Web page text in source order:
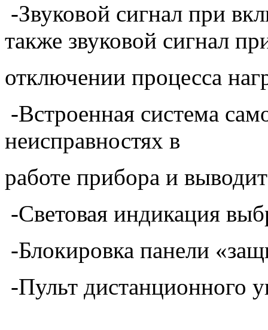
-Звуковой сигнал при
также звуковой сигнал
отключении процесса
-Встроенная система
неисправностях в
работе прибора и
-Световая индикация
-Блокировка панели
-Пульт дистанционного